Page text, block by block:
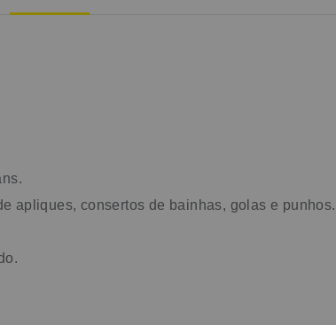
apliques, consertos de bainhas, golas e punhos.